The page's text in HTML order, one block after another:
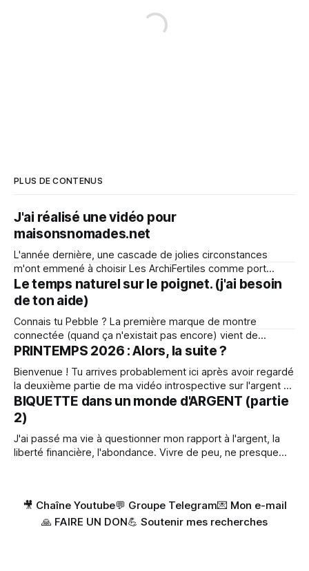
PLUS DE CONTENUS
J'ai réalisé une vidéo pour
maisonsnomades.net
L'année dernière, une cascade de jolies circonstances
m'ont emmené à choisir Les ArchiFertiles comme port
d'attache pour continuer mon aventure d'invention de
maison démontable. Yves et Sandra ont initié ce lieu de vie
et d'expérimentation autour de l'habitat
Le temps naturel sur le poignet. (j'ai besoin
de ton aide)
Connais tu Pebble ? La première marque de montre
connectée (quand ça n'existait pas encore) vient de
ressusciter. Ils font des montres très minimalistes
dure au moins deux semaines (au lieu de 1 jour sur les
autres). C'est
PRINTEMPS 2026 : Alors, la suite ?
Bienvenue ! Tu arrives probablement ici après avoir regardé
la deuxième partie de ma vidéo introspective sur l'argent et
l'abondance. J'espère que cette portion de mon histoire
t'aura inspiré quelque chose d'utile. Si c'est ta première
visite ici, sache
BIQUETTE dans un monde d'ARGENT (partie
2)
J'ai passé ma vie à questionner mon rapport à l'argent, la
liberté financière, l'abondance. Vivre de peu, ne presque
🎥 Chaîne Youtube💬 Groupe Telegram💌 Mon e-mail
🙏 FAIRE UN DON💪 Soutenir mes recherches